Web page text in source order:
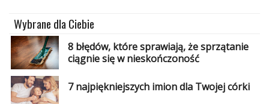
Studniówka
Dodaj
«
Dodaj
Dodaj
Najlepsze
Wybrane dla Ciebie
8 błędów, które sprawiają, że sprzątanie
ciągnie się w nieskończoność
7 najpiękniejszych imion dla Twojej córki